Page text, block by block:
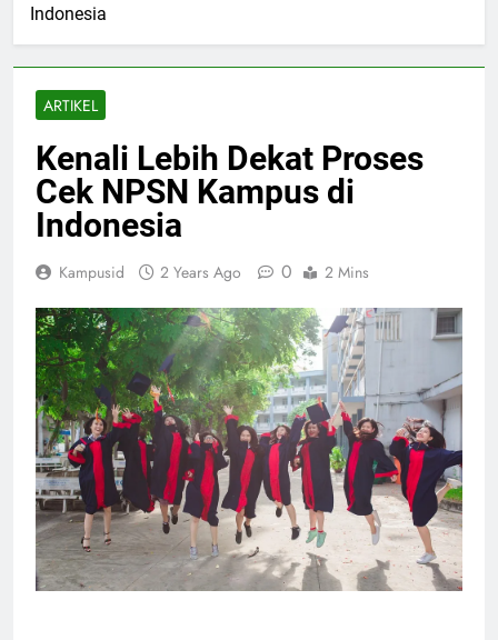
Indonesia
ARTIKEL
Kenali Lebih Dekat Proses
Cek NPSN Kampus di
Indonesia
Kampusid 2 Years Ago 0 2 Mins